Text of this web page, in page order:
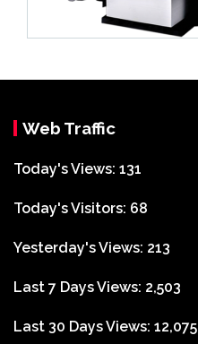
Web Traffic
Today's Views: 131
Today's Visitors: 68
Yesterday's Views: 213
Last 7 Days Views: 2,503
Last 30 Days Views: 12,075